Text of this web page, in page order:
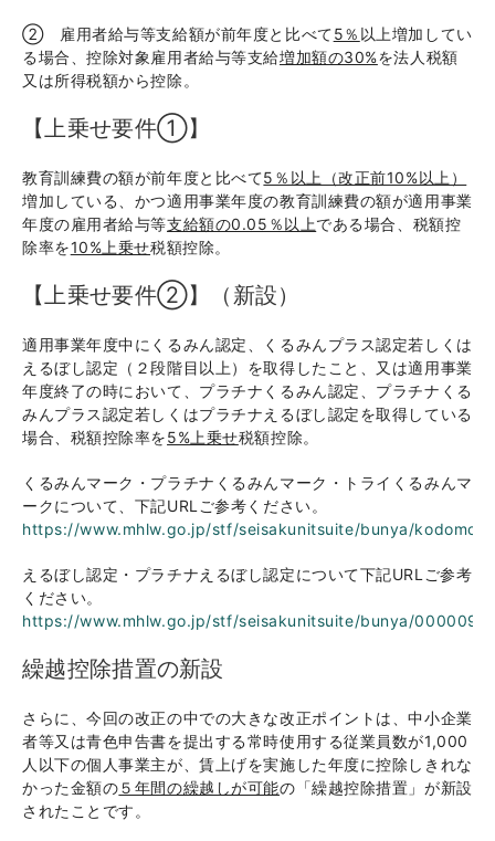
② 雇用者給与等支給額が前年度と比べて5％ 以上増加してい
る場合、控除対象雇用者給与等支給増加額の30%を法人税額
又は所得税額から控除。
【上乗せ要件①】
教育訓練費の額が前年度と比べて5％以上（改正前10%以上）
増加している、かつ適用事業年度の教育訓練費の額が適用事業
年度の雇用者給与等支給額の0.05％以上である場合、税額控
除率を10%上乗せ税額控除。
【上乗せ要件②】（新設）
適用事業年度中にくるみん認定、くるみんプラス認定若しくは
えるぼし認定（２段階目以上）を取得したこと、又は適用事業
年度終了の時において、プラチナくるみん認定、プラチナくる
みんプラス認定若しくはプラチナえるぼし認定を取得している
場合、税額控除率を5%上乗せ税額控除。
くるみんマーク・プラチナくるみんマーク・トライくるみんマ
ークについて、下記URLご参考ください。
https://www.mhlw.go.jp/stf/seisakunitsuite/bunya/kodomo/
えるぼし認定・プラチナえるぼし認定について下記URLご参考
ください。
https://www.mhlw.go.jp/stf/seisakunitsuite/bunya/
繰越控除措置の新設
さらに、今回の改正の中での大きな改正ポイントは、中小企業
者等又は青色申告書を提出する常時使用する従業員数が1,000
人以下の個人事業主が、賃上げを実施した年度に控除しきれな
かった金額の５年間の繰越しが可能の「繰越控除措置」が新設
されたことです。